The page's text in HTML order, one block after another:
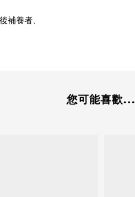
補養者、
您可能喜歡...